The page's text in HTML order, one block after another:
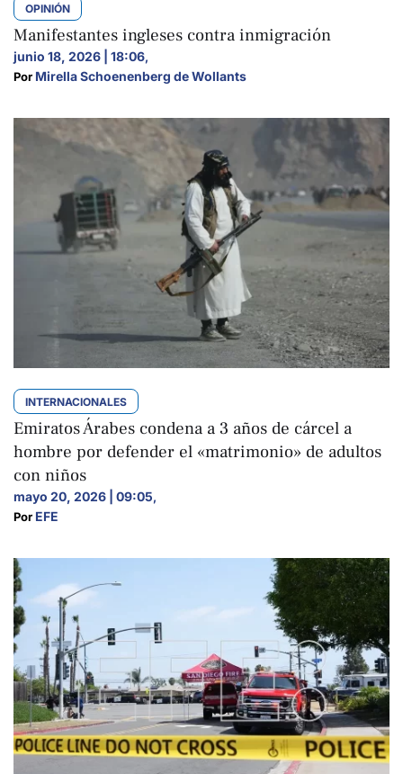
OPINIÓN
Manifestantes ingleses contra inmigración
junio 18, 2026 | 18:06,
Por Mirella Schoenenberg de Wollants
INTERNACIONALES
Emiratos Árabes condena a 3 años de cárcel a
hombre por defender el «matrimonio» de adultos
con niños
mayo 20, 2026 | 09:05,
Por EFE